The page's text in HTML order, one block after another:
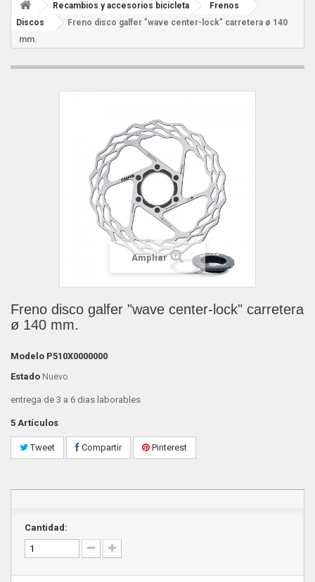
Recambios y accesorios bicicleta
Frenos
Discos
Freno disco galfer "wave center-lock" carretera ø 140
mm.
Ampliar
Freno disco galfer "wave center-lock" carretera
ø 140 mm.
Modelo P510X0000000
Estado Nuevo
entrega de 3 a 6 dias laborables
5 Artículos
Tweet Compartir Pinterest
Cantidad: